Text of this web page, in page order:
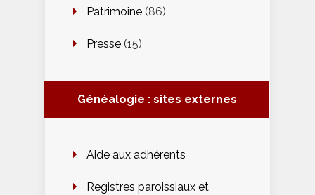
Patrimoine (86)
Presse (15)
Généalogie : sites externes
Aide aux adhérents
Registres paroissiaux et